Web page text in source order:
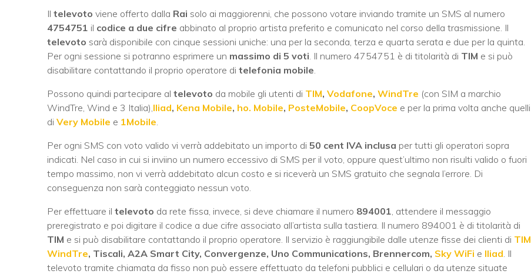
Il televoto viene offerto dalla Rai solo ai maggiorenni, che possono votare inviando tramite un SMS al numero
4754751 il codice a due cifre abbinato al proprio artista preferito e comunicato nel corso della trasmissione. Il
televoto sarà disponibile con cinque sessioni uniche: una per la seconda, terza e quarta serata e due per la quinta.
Per ogni sessione si potranno esprimere un massimo di 5 voti . Il numero 4754751 è di titolarità di TIM e si può
disabilitare contattando il proprio operatore di telefonia mobile
Possono quindi partecipare al televoto da mobile gli utenti di TIM, Vodafone, WindTre (con SIM a marchio
WindTre, Wind e 3 Italia), Iliad, Kena Mobile, ho. Mobile, PosteMobile, CoopVoce e per la prima volta anche quelli
di Very Mobile e 1Mobile
Per ogni SMS con voto valido vi verrà addebitato un importo di 50 cent IVA inclusa per tutti gli operatori sopra
indicati. Nel caso in cui si inviino un numero eccessivo di SMS per il voto, oppure quest’ultimo non risulti valido o fuori
tempo massimo, non vi verrà addebitato alcun costo e si riceverà un SMS gratuito che segnala l’errore. Di
conseguenza non sarà conteggiato nessun voto.
Per effettuare il televoto da rete fissa, invece, si deve chiamare il numero 894001 , attendere il messaggio
preregistrato e poi digitare il codice a due cifre associato all’artista sulla tastiera. Il numero 894001 è di titolarità di
TIM e si può disabilitare contattando il proprio operatore. Il servizio è raggiungibile dalle utenze fisse dei clienti di TIM
WindTre, Tiscali, A2A Smart City, Convergenze, Uno Communications, Brennercom, Sky WiFi e Iliad . Il
televoto tramite chiamata da fisso non può essere effettuato da telefoni pubblici e cellulari o da utenze situate